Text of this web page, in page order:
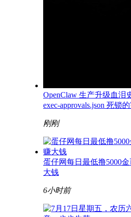
OpenClaw 生产升级血泪
exec-approvals.json 死锁
刚刚
蛋仔网每日最低撸5000
大钱
6小时前